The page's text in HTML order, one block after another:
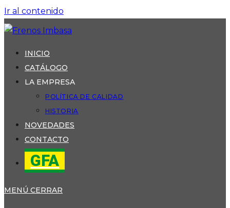
Ir al contenido
INICIO
CATÁLOGO
LA EMPRESA
POLÍTICA DE CALIDAD
HISTORIA
NOVEDADES
CONTACTO
GFA
MENÚ CERRAR